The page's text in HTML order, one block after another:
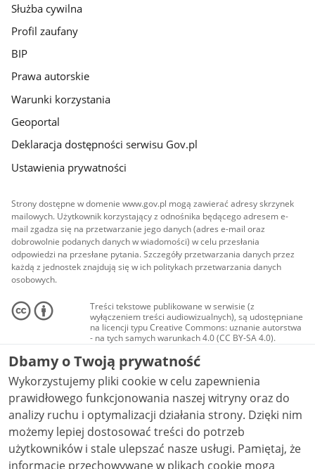
Służba cywilna
Profil zaufany
BIP
Prawa autorskie
Warunki korzystania
Geoportal
Deklaracja dostępności serwisu Gov.pl
Ustawienia prywatności
Strony dostępne w domenie www.gov.pl mogą zawierać adresy skrzynek
mailowych. Użytkownik korzystający z odnośnika będącego adresem e-
mail zgadza się na przetwarzanie jego danych (adres e-mail oraz
dobrowolnie podanych danych w wiadomości) w celu przesłania
odpowiedzi na przesłane pytania. Szczegóły przetwarzania danych przez
każdą z jednostek znajdują się w ich politykach przetwarzania danych
osobowych.
Treści tekstowe publikowane w serwisie (z
wyłączeniem treści audiowizualnych), są udostępniane
na licencji typu Creative Commons: uznanie autorstwa
- na tych samych warunkach 4.0 (CC BY-SA 4.0).
Materiały audiowizualne, w tym zdjęcia, materiały
audio i wideo, są udostępniane na licencji typu
Creative Commons: uznanie autorstwa użycie
niekomercyjne - bez utworów zależnych 4.0 (CC BY-
NC-ND 4.0), o ile nie jest to stwierdzone inaczej.
Dbamy o Twoją prywatność
Wykorzystujemy pliki cookie w celu zapewnienia
prawidłowego funkcjonowania naszej witryny oraz do
analizy ruchu i optymalizacji działania strony. Dzięki nim
możemy lepiej dostosować treści do potrzeb
użytkowników i stale ulepszać nasze usługi. Pamiętaj, że
informacje przechowywane w plikach cookie mogą